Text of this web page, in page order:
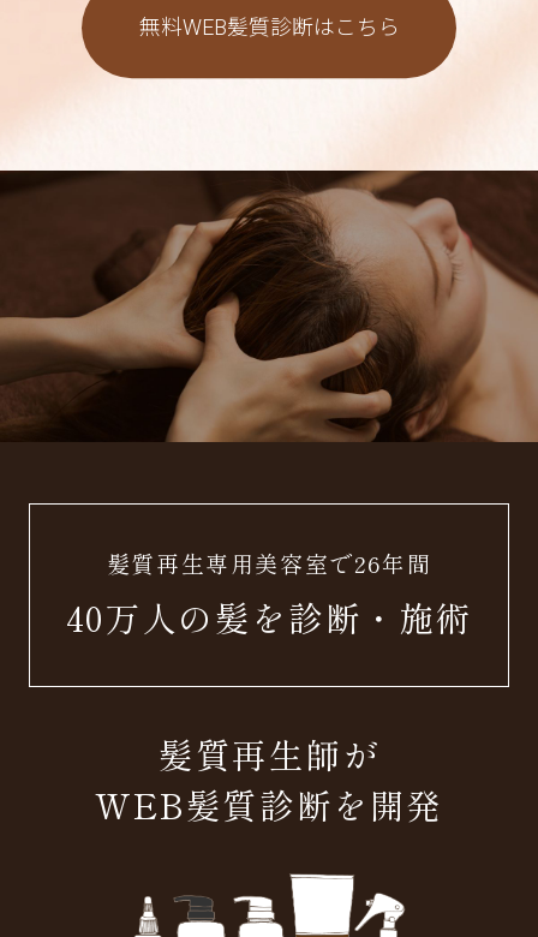
無料WEB髪質診断はこちら
髪質再生専用美容室で26年間
40万人の髪を診断・施術
髪質再生師が
WEB髪質診断を開発